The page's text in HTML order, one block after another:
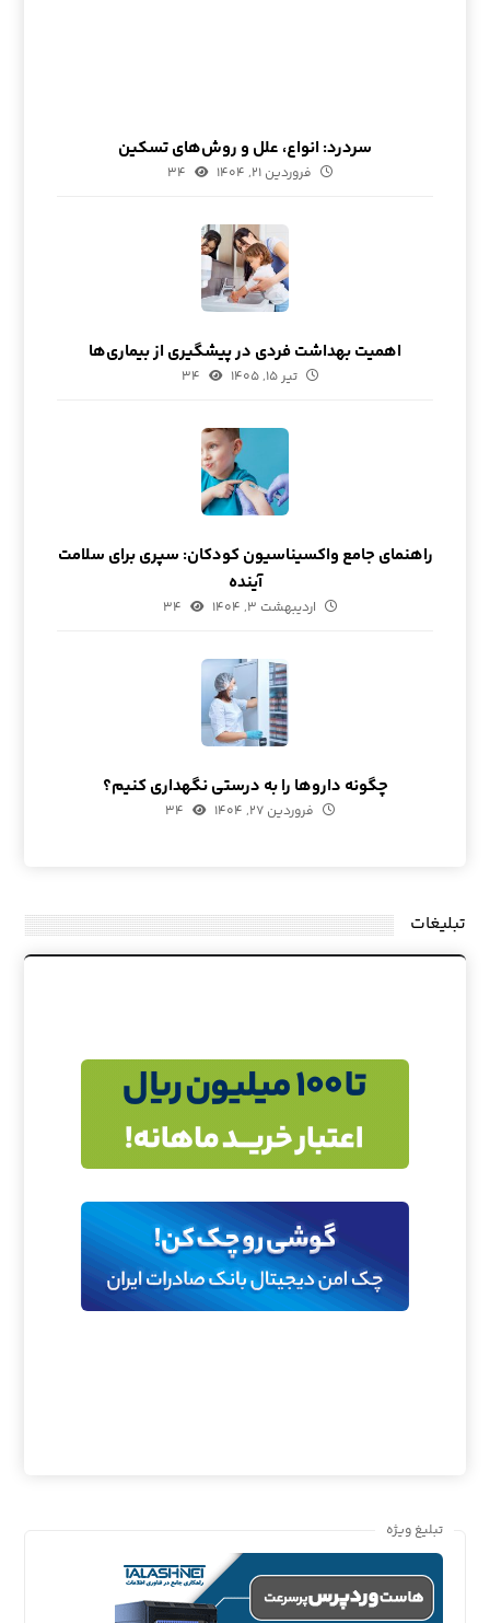
سردرد: انواع، علل و روش‌های تسکین
فروردین ۲۱, ۱۴۰۴ ۳۴
اهمیت بهداشت فردی در پیشگیری از بیماری‌ها
تیر ۱۵, ۱۴۰۵ ۳۴
راهنمای جامع واکسیناسیون کودکان: سپری برای سلامت
آینده
اردیبهشت ۳, ۱۴۰۴ ۳۴
چگونه داروها را به درستی نگهداری کنیم؟
فروردین ۲۷, ۱۴۰۴ ۳۴
تبلیغات
تبلیغ ویژه